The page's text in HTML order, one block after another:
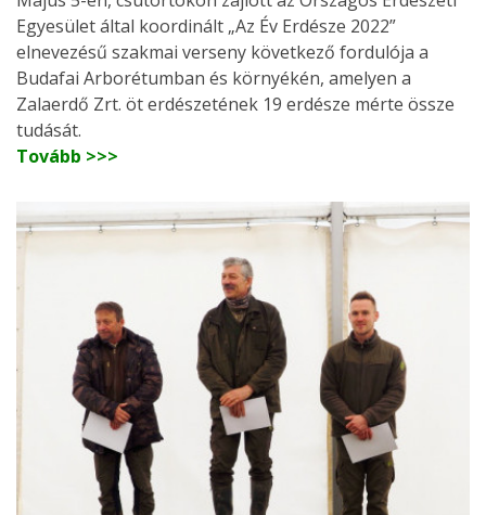
Egyesület által koordinált „Az Év Erdésze 2022”
elnevezésű szakmai verseny következő fordulója a
Budafai Arborétumban és környékén, amelyen a
Zalaerdő Zrt. öt erdészetének 19 erdésze mérte össze
tudását.
Tovább >>>